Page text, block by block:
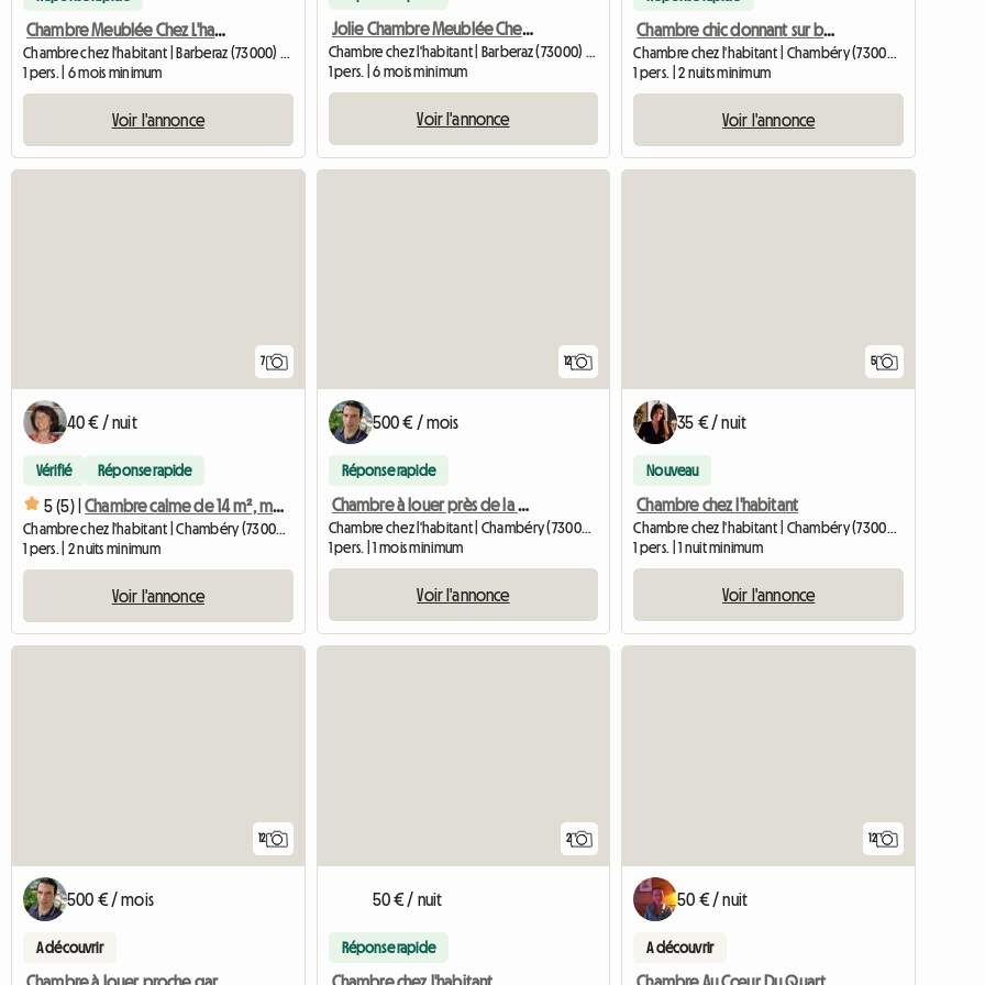
Chambre Meublée Chez L'habitant
Chambre chez l'habitant | Barberaz (73000) | 10 M2
1 pers. | 6 mois minimum
Voir l'annonce
Jolie Chambre Meublée Chez L'habitant
Chambre chez l'habitant | Barberaz (73000) | 16 M2
1 pers. | 6 mois minimum
Voir l'annonce
Chambre chic donnant sur balcon
Chambre chez l'habitant | Chambéry (73000) | 12 M2
1 pers. | 2 nuits minimum
Voir l'annonce
7
40 € / nuit
Vérifié Réponse rapide
5 (5) | Chambre calme de 14 m², maison au centre-ville, stationnement gratuit
Chambre chez l'habitant | Chambéry (73000) | 14 M2
1 pers. | 2 nuits minimum
Voir l'annonce
12
500 € / mois
Réponse rapide
Chambre à louer près de la gare avec vue panoramique 2
Chambre chez l'habitant | Chambéry (73000) | 10 M2
1 pers. | 1 mois minimum
Voir l'annonce
5
35 € / nuit
Nouveau
Chambre chez l'habitant
Chambre chez l'habitant | Chambéry (73000) | 15 M2
1 pers. | 1 nuit minimum
Voir l'annonce
12
500 € / mois
A découvrir
Chambre à louer proche gare dans appartement de standing 3
2
50 € / nuit
Réponse rapide
Chambre chez l'habitant
12
50 € / nuit
A découvrir
Chambre Au Cœur Du Quartier Historique (copie)